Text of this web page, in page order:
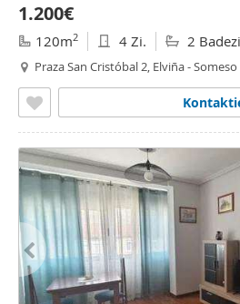
1.200€
120m2 4 Zi. 2
Praza San Cristóbal 2, Elviña -